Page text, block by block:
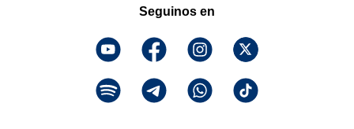
Seguinos en